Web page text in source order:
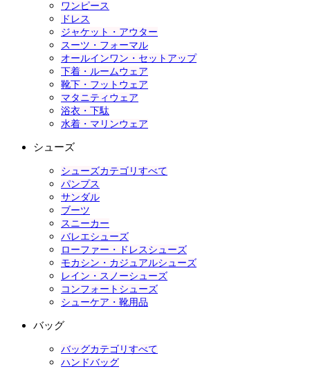
ワンピース
ドレス
ジャケット・アウター
スーツ・フォーマル
オールインワン・セットアップ
下着・ルームウェア
靴下・フットウェア
マタニティウェア
浴衣・下駄
水着・マリンウェア
シューズ
シューズカテゴリすべて
パンプス
サンダル
ブーツ
スニーカー
バレエシューズ
ローファー・ドレスシューズ
モカシン・カジュアルシューズ
レイン・スノーシューズ
コンフォートシューズ
シューケア・靴用品
バッグ
バッグカテゴリすべて
ハンドバッグ